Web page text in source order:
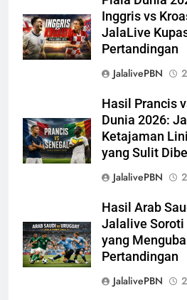
Inggris vs
JalaLive
Pertandingan
JalalivePBN
Hasil Prancis
Dunia 2026:
Ketajaman
yang Sulit
JalalivePBN
Hasil Arab
Jalalive Soroti
yang
Pertandingan
JalalivePBN